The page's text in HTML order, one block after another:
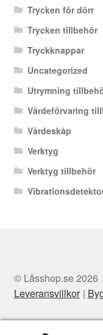
Trycken för dörr
Trycken tillbehör
Tryckknappar
Uncategorized
Utrymning
Värdeförvaring
Värdeskåp
Verktyg
Verktyg tillbehör
© Låsshop.se 2026
Leveransvillkor